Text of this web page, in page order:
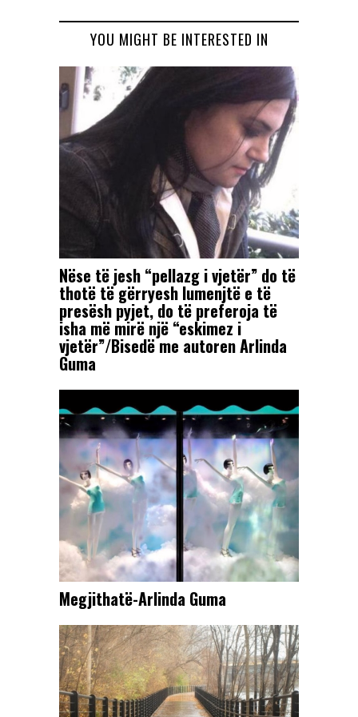
YOU MIGHT BE INTERESTED IN
Nëse të jesh “pellazg i vjetër” do të
thotë të gërryesh lumenjtë e të
presësh pyjet, do të preferoja të
isha më mirë një “eskimez i
vjetër”/Bisedë me autoren Arlinda
Guma
Megjithatë-Arlinda Guma